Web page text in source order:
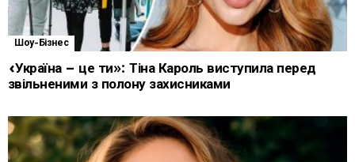
Шоу-Бізнес
«Україна – це ти»: Тіна Кароль виступила перед
звільненими з полону захисниками